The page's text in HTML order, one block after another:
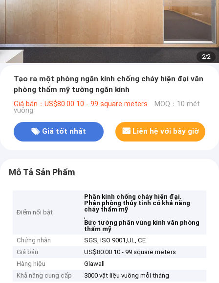
2/2
Tạo ra một phòng ngăn kính chống cháy hiện đại văn
phòng thẩm mỹ tường ngăn kính
Giá bán：US$80.00 10 - 99 square meters MOQ：10 mét
vuông
Giá tốt nhất Liên hệ với bây giờ
Mô Tả Sản Phẩm
Điểm nổi bật
Phân kính chống cháy hiện đại,
Phân phòng thủy tinh có khả năng
cháy thẩm mỹ
,
Bức tường phân vùng kính văn phòng
thẩm mỹ
Chứng nhận
SGS, ISO 9001,UL, CE
Giá bán
US$80.00 10 - 99 square meters
Hàng hiệu
Glawall
Khả năng cung cấp
3000 vật liệu vuông mỗi tháng